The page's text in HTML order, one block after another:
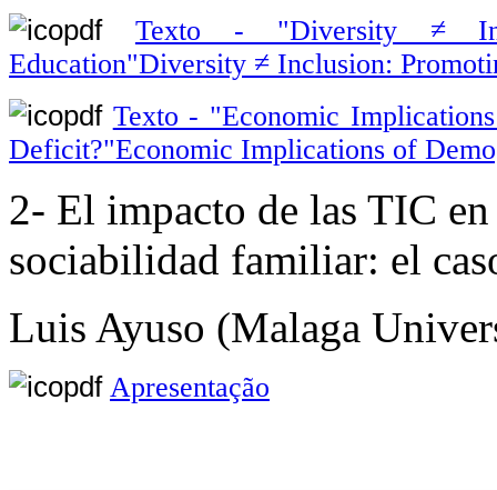
Texto - "Diversity ≠
Education"Diversity ≠ Inclusion:
Texto - "Economic
Deficit?"Economic Implications of
2- El impacto de las TIC
sociabilidad familiar: el
Luis Ayuso (Malaga
Apresentação